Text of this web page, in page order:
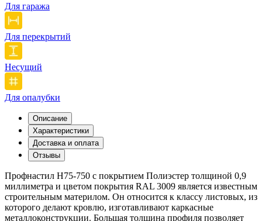
Для гаража
Для перекрытий
Несущий
Для опалубки
Описание
Характеристики
Доставка и оплата
Отзывы
Профнастил Н75-750 с покрытием Полиэстер толщиной 0,9
миллиметра и цветом покрытия RAL 3009 является известным
строительным материлом. Он относится к классу листовых, из
которого делают кровлю, изготавливают каркасные
металлоконструкции. Большая толщина профиля позволяет